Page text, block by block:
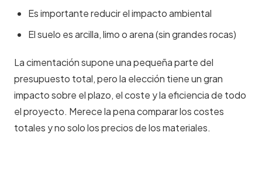
Es importante reducir el impacto ambiental
El suelo es arcilla, limo o arena (sin grandes rocas)
La cimentación supone una pequeña parte del
presupuesto total, pero la elección tiene un gran
impacto sobre el plazo, el coste y la eficiencia de todo
el proyecto. Merece la pena comparar los costes
totales y no solo los precios de los materiales.